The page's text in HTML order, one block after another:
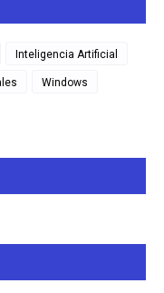
Inteligencia Artificial
Windows